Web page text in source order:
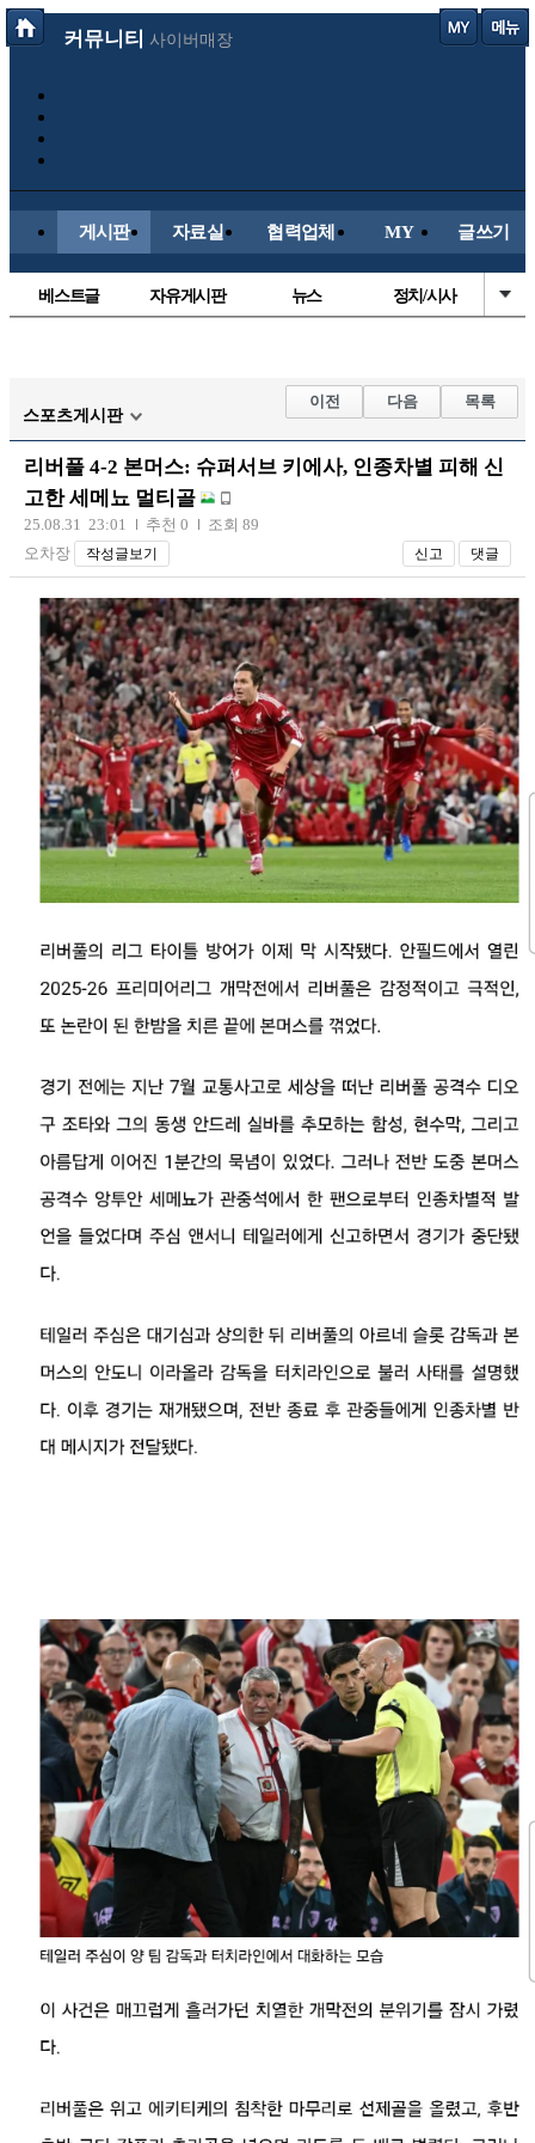
커뮤니티 사이버매장
게시판 자료실 협력업체 MY 글쓰기
베스트글 자유게시판 뉴스 정치/시사
해외축구
국내축구
스포츠게시판
이전 다음 목록
리버풀 4-2 본머스: 슈퍼서브 키에사, 인종차별 피해 신
고한 세메뇨 멀티골
25.08.31 23:01 추천 0
조회 89
오차장
작성글보기 신고 댓글